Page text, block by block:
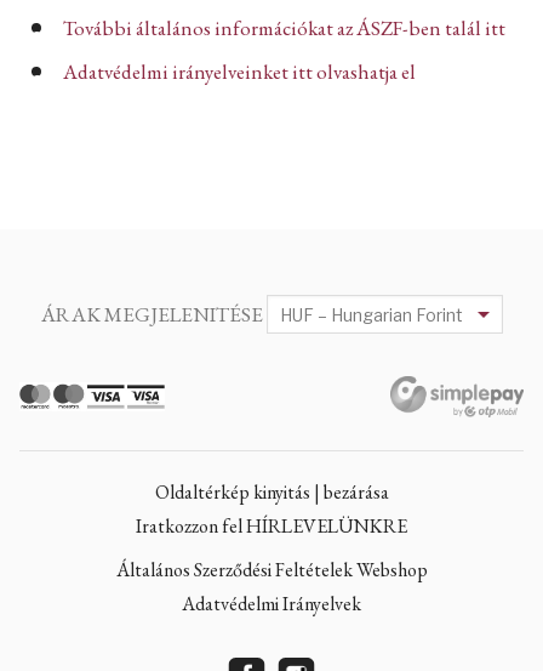
További általános információkat az ÁSZF-ben talál itt
Adatvédelmi irányelveinket itt olvashatja el
ÁRAK MEGJELENITÉSE
Oldaltérkép kinyitás | bezárása
Iratkozzon fel HÍRLEVELÜNKRE
Általános Szerződési Feltételek Webshop
Adatvédelmi Irányelvek